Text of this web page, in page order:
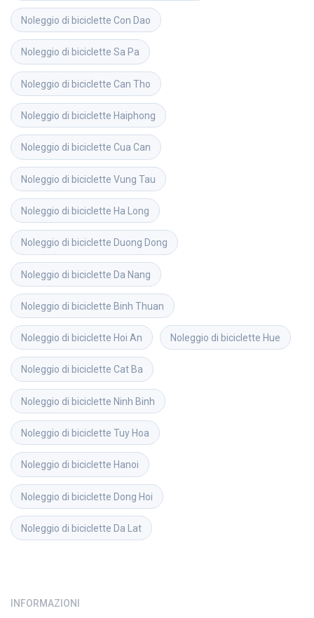
Noleggio di biciclette Con Dao
Noleggio di biciclette Sa Pa
Noleggio di biciclette Can Tho
Noleggio di biciclette Haiphong
Noleggio di biciclette Cua Can
Noleggio di biciclette Vung Tau
Noleggio di biciclette Ha Long
Noleggio di biciclette Duong Dong
Noleggio di biciclette Da Nang
Noleggio di biciclette Binh Thuan
Noleggio di biciclette Hoi An Noleggio di biciclette Hue
Noleggio di biciclette Cat Ba
Noleggio di biciclette Ninh Binh
Noleggio di biciclette Tuy Hoa
Noleggio di biciclette Hanoi
Noleggio di biciclette Dong Hoi
Noleggio di biciclette Da Lat
INFORMAZIONI